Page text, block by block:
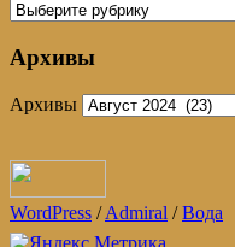
Архивы
Архивы
WordPress /Admiral /Вода